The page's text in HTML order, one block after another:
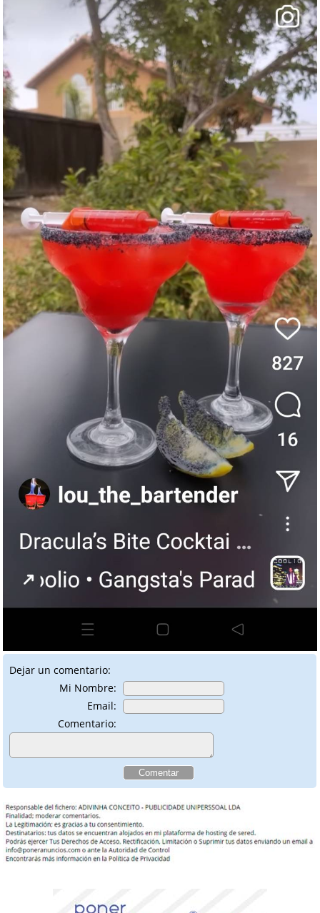
Dejar un comentario:
Mi Nombre:
Email:
Comentario: